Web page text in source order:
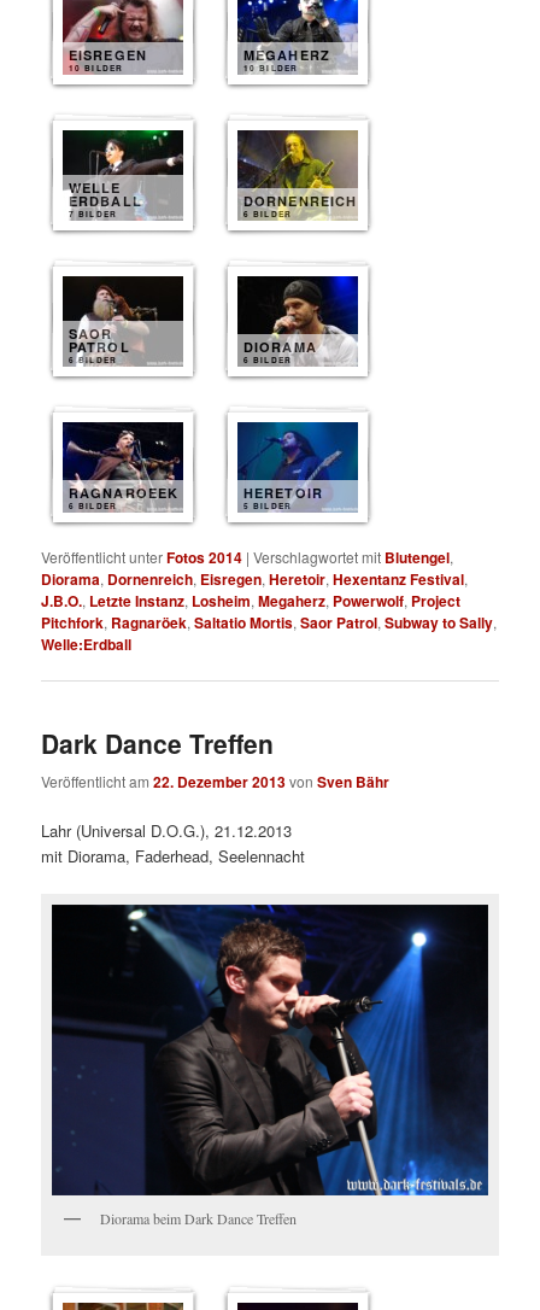
EISREGEN
10 BILDER
MEGAHERZ
10 BILDER
WELLE
ERDBALL
7 BILDER
DORNENREICH
6 BILDER
SAOR
PATROL
6 BILDER
DIORAMA
6 BILDER
RAGNAROEEK
6 BILDER
HERETOIR
5 BILDER
Veröffentlicht unterFotos 2014 |Verschlagwortet mit Blutengel,
Diorama, Dornenreich, Eisregen,Heretoir,Hexentanz Festival,
J.B.O., Letzte Instanz, Losheim,Megaherz, Powerwolf, Project
Pitchfork, Ragnaröek,Saltatio Mortis,Saor Patrol,Subway to Sally,
Welle:Erdball
Dark Dance Treffen
Veröffentlicht am22. Dezember 2013vonSven Bähr
Lahr (Universal D.O.G.), 21.12.2013
mit Diorama, Faderhead, Seelennacht
Diorama beim Dark Dance Treffen